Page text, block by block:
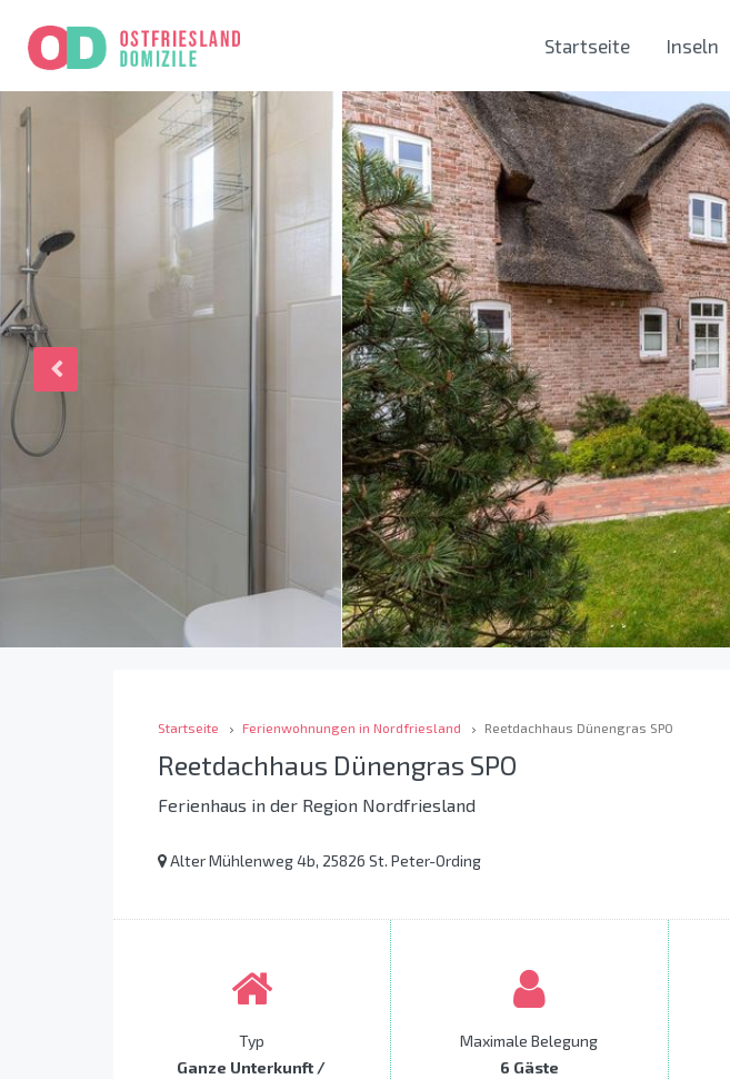
Startseite Inseln
Startseite Ferienwohnungen in Nordfriesland Reetdachhaus Dünengras SPO
Reetdachhaus Dünengras SPO
Ferienhaus in der Region Nordfriesland
Alter Mühlenweg 4b, 25826 St. Peter-Ording
Typ
Ganze Unterkunft /
Maximale Belegung
6 Gäste